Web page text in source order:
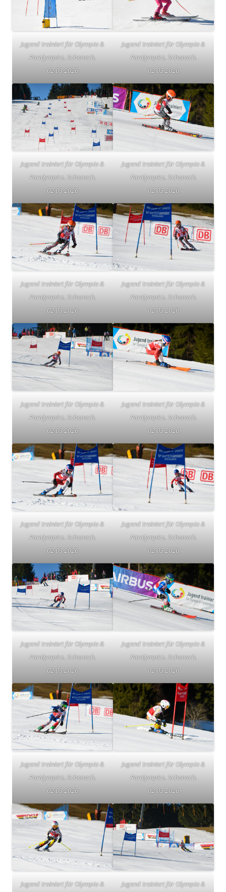
Jugend trainiert für Olympia &
Paralympics, Schonach,
02.03.2026
Jugend trainiert für Olympia &
Paralympics, Schonach,
02.03.2026
Jugend trainiert für Olympia &
Paralympics, Schonach,
02.03.2026
Jugend trainiert für Olympia &
Paralympics, Schonach,
02.03.2026
Jugend trainiert für Olympia &
Paralympics, Schonach,
02.03.2026
Jugend trainiert für Olympia &
Paralympics, Schonach,
02.03.2026
Jugend trainiert für Olympia &
Paralympics, Schonach,
02.03.2026
Jugend trainiert für Olympia &
Paralympics, Schonach,
02.03.2026
Jugend trainiert für Olympia &
Paralympics, Schonach,
02.03.2026
Jugend trainiert für Olympia &
Paralympics, Schonach,
02.03.2026
Jugend trainiert für Olympia &
Paralympics, Schonach,
02.03.2026
Jugend trainiert für Olympia &
Paralympics, Schonach,
02.03.2026
Jugend trainiert für Olympia &
Paralympics, Schonach,
02.03.2026
Jugend trainiert für Olympia &
Paralympics, Schonach,
02.03.2026
Jugend trainiert für Olympia &
Jugend trainiert für Olympia &